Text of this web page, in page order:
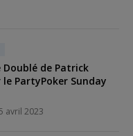
Doublé de Patrick
PartyPoker Sunday
avril 2023